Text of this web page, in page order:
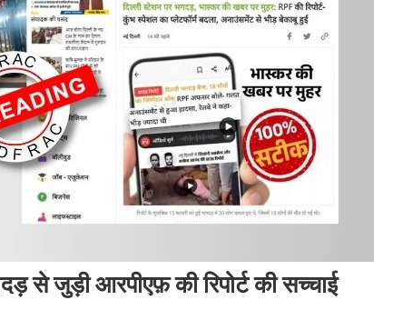
से जुड़ी आरपीएफ़ की रिपोर्ट की सच्चाई